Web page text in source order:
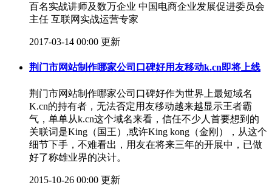
百名实战讲师及数万企业 中国电商企业发展促进委员会
主任 互联网实战运营专家
2017-03-14 00:00 更新
荆门市网站制作哪家公司口碑好用友移动k.cn即将上线
荆门市网站制作哪家公司口碑好作为世界上最短域名
K.cn的持有者，无法否定用友移动越来越显示王者霸
气，单单从k.cn这个域名来看，信任不少人首要想到的
关联词是King（国王）,或许King kong（金刚），从这个
细节下手，不难看出，用友在将来三年的开展中，已做
好了称雄业界的决计。
2015-10-26 00:00 更新